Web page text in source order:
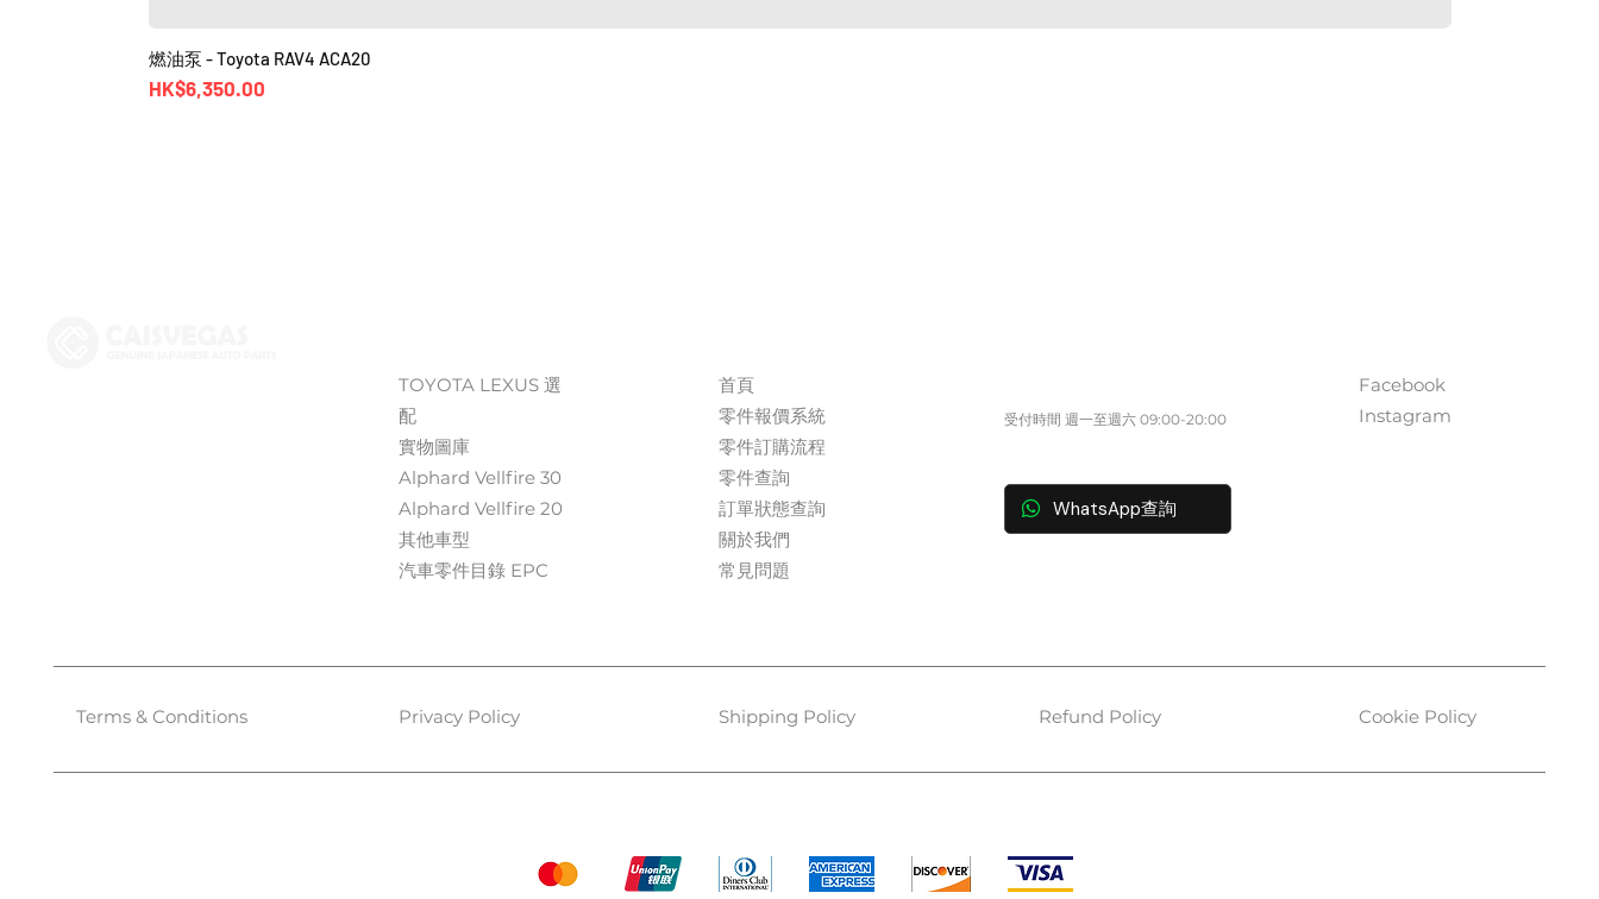
燃油泵 - Toyota RAV4 ACA20
價格
HK$6,350.00
TOYOTA LEXUS 選
配
實物圖庫
Alphard Vellfire 30
Alphard Vellfire 20
其他車型
汽車零件目錄 EPC​​
首頁
零件報價系統
​零件訂購流程
零件查詢
訂單狀態查詢
關於我們​
常見問題
受付時間 週一至週六​ 09:00-20:00
WhatsApp查詢
Facebook
Instagram
Terms & Conditions Privacy Policy Shipping Policy Refund Policy Cookie Policy